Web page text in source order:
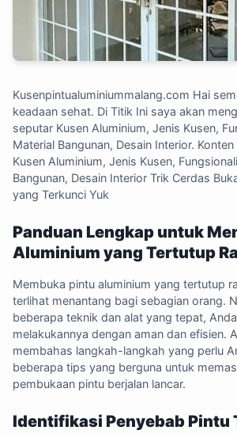
Kusenpintualuminiummalang.com Hai
keadaan sehat. Di Titik Ini saya akan
seputar Kusen Aluminium, Jenis Kusen,
Material Bangunan, Desain Interior.
Kusen Aluminium, Jenis Kusen,
Bangunan, Desain Interior Trik Cerdas
yang Terkunci Yuk
Panduan Lengkap untuk
Aluminium yang Tertutup
Membuka pintu aluminium yang tertutup
terlihat menantang bagi sebagian orang.
beberapa teknik dan alat yang tepat,
melakukannya dengan aman dan efisien.
membahas langkah-langkah yang perlu
beberapa tips yang berguna untuk
pembukaan pintu berjalan lancar.
Identifikasi Penyebab Pintu